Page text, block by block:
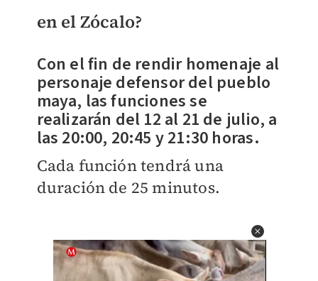
en el Zócalo?
Con el fin de rendir homenaje al
personaje defensor del pueblo
maya, las funciones se
realizarán del 12 al 21 de julio, a
las 20:00, 20:45 y 21:30 horas.
Cada función tendrá una
duración de 25 minutos.